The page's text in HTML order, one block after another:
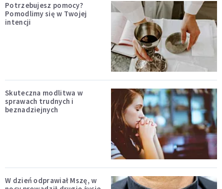
Potrzebujesz pomocy?
Pomodlimy się w Twojej
intencji
Skuteczna modlitwa w
sprawach trudnych i
beznadziejnych
W dzień odprawiał Mszę, w